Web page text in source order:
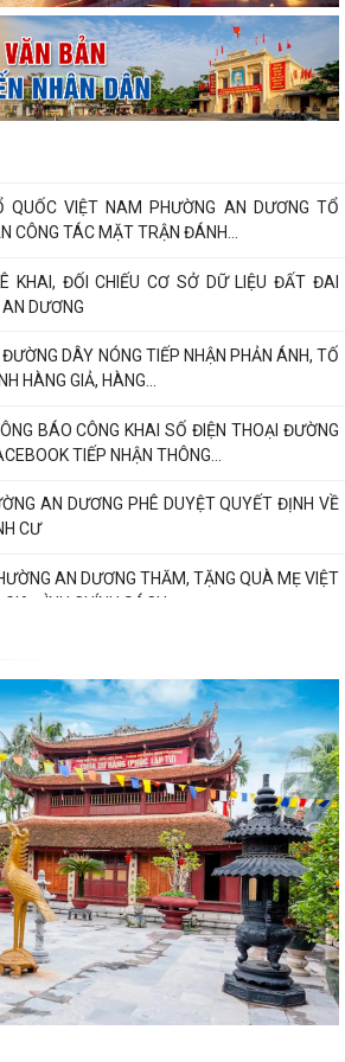
HÀNG GIẢ, HÀNG...
BÁO CÔNG KHAI SỐ ĐIỆN THOẠI ĐƯỜNG
TIẾP NHẬN THÔNG...
AN DƯƠNG PHÊ DUYỆT QUYẾT ĐỊNH VỀ
CƯ
AN DƯƠNG THĂM, TẶNG QUÀ MẸ VIỆT
ĐÌNH CHÍNH SÁCH...
hội nghị xét duyệt giao đất tái định cư cho
nhu...
An Dương trao Quyết định bổ nhiệm Tổ
An Dương tổ chức sơ kết công tác Hội 6
HỘI NGHỊ TỔNG KẾT THI HÀNH LUẬT
LUẬT DÂN QUÂN TỰ VỆ...
An Dương khai giảng lớp bồi dưỡng lý luận
AN DƯƠNG TỔ CHỨC HỘI NGHỊ TIẾP
THƯỜNG LỆ GIỮA NĂM...
LÃNH ĐẠO ỦY BAN NHÂN DÂN PHƯỜNG VỚI
PHỐ TRÊN ĐỊA BÀN
BỐ CÁC QUYẾT ĐỊNH VỀ TỔ CHỨC, CÁN
THỂ TẠI CÁC TỔ DÂN...
HỘ QUỸ "ĐỀN ƠN ĐÁP NGHĨA" PHƯỜNG AN
CHỨC LỄ CHÀO CỜ VÀ SINH HOẠT DƯỚI CỜ
HỘ QUỸ "ĐỀN ƠN ĐÁP...